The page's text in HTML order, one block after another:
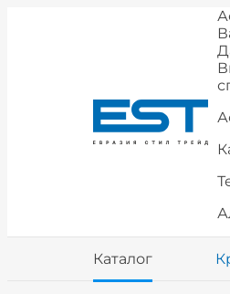
Каталог